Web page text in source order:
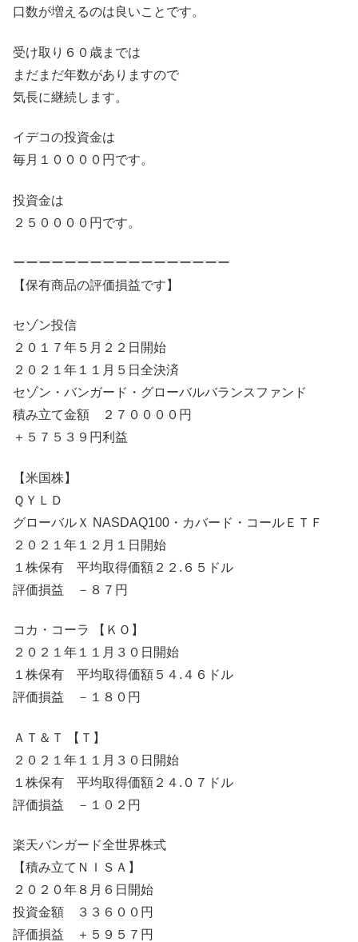
口数が増えるのは良いことです。
受け取り６０歳までは
まだまだ年数がありますので
気長に継続します。
イデコの投資金は
毎月１００００円です。
投資金は
２５００００円です。
ーーーーーーーーーーーーーーーーー
【保有商品の評価損益です】
セゾン投信
２０１７年５月２２日開始
２０２１年１１月５日全決済
セゾン・バンガード・グローバルバランスファンド
積み立て金額 ２７００００円
＋５７５３９円利益
【米国株】
ＱＹＬＤ
グローバルＸ NASDAQ100・カバード・コールＥＴＦ
２０２１年１２月１日開始
１株保有 平均取得価額２２.６５ドル
評価損益 －８７円
コカ・コーラ 【ＫＯ】
２０２１年１１月３０日開始
１株保有 平均取得価額５４.４６ドル
評価損益 －１８０円
ＡＴ＆Ｔ 【Ｔ】
２０２１年１１月３０日開始
１株保有 平均取得価額２４.０７ドル
評価損益 －１０２円
楽天バンガード全世界株式
【積み立てＮＩＳＡ】
２０２０年８月６日開始
投資金額 ３３６００円
評価損益 ＋５９５７円